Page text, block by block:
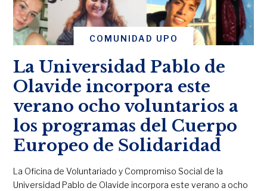
COMUNIDAD UPO
La Universidad Pablo de
Olavide incorpora este
verano ocho voluntarios a
los programas del Cuerpo
Europeo de Solidaridad
La Oficina de Voluntariado y Compromiso Social de la
Universidad Pablo de Olavide incorpora este verano a ocho